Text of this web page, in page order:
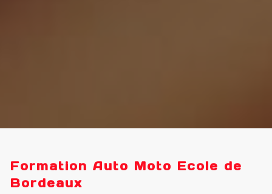
Formation Auto Moto Ecole de
Bordeaux